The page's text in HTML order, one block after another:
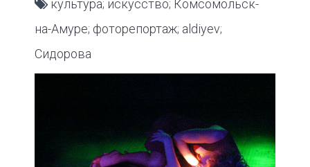
культура; искусство; Комсомольск-
на-Амуре; фоторепортаж; aldiyev;
Сидорова